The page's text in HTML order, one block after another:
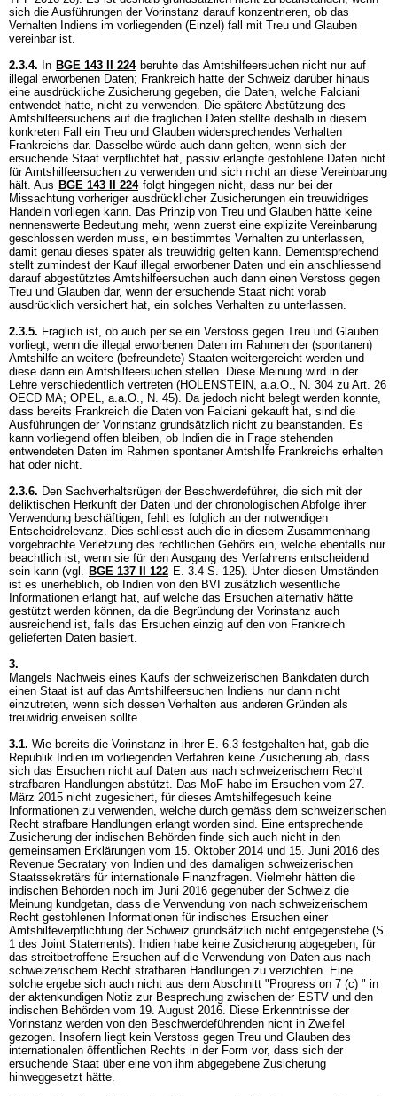
sich die Ausführungen der Vorinstanz darauf konzentrieren, ob das
Verhalten Indiens im vorliegenden (Einzel) fall mit Treu und Glauben
vereinbar ist.
2.3.4. In BGE 143 II 224 beruhte das Amtshilfeersuchen nicht nur auf
illegal erworbenen Daten; Frankreich hatte der Schweiz darüber hinaus
eine ausdrückliche Zusicherung gegeben, die Daten, welche Falciani
entwendet hatte, nicht zu verwenden. Die spätere Abstützung des
Amtshilfeersuchens auf die fraglichen Daten stellte deshalb in diesem
konkreten Fall ein Treu und Glauben widersprechendes Verhalten
Frankreichs dar. Dasselbe würde auch dann gelten, wenn sich der
ersuchende Staat verpflichtet hat, passiv erlangte gestohlene Daten nicht
für Amtshilfeersuchen zu verwenden und sich nicht an diese Vereinbarung
hält. Aus BGE 143 II 224 folgt hingegen nicht, dass nur bei der
Missachtung vorheriger ausdrücklicher Zusicherungen ein treuwidriges
Handeln vorliegen kann. Das Prinzip von Treu und Glauben hätte keine
nennenswerte Bedeutung mehr, wenn zuerst eine explizite Vereinbarung
geschlossen werden muss, ein bestimmtes Verhalten zu unterlassen,
damit genau dieses später als treuwidrig gelten kann. Dementsprechend
stellt zumindest der Kauf illegal erworbener Daten und ein anschliessend
darauf abgestütztes Amtshilfeersuchen auch dann einen Verstoss gegen
Treu und Glauben dar, wenn der ersuchende Staat nicht vorab
ausdrücklich versichert hat, ein solches Verhalten zu unterlassen.
2.3.5. Fraglich ist, ob auch per se ein Verstoss gegen Treu und Glauben
vorliegt, wenn die illegal erworbenen Daten im Rahmen der (spontanen)
Amtshilfe an weitere (befreundete) Staaten weitergereicht werden und
diese dann ein Amtshilfeersuchen stellen. Diese Meinung wird in der
Lehre verschiedentlich vertreten (HOLENSTEIN, a.a.O., N. 304 zu Art. 26
OECD MA; OPEL, a.a.O., N. 45). Da jedoch nicht belegt werden konnte,
dass bereits Frankreich die Daten von Falciani gekauft hat, sind die
Ausführungen der Vorinstanz grundsätzlich nicht zu beanstanden. Es
kann vorliegend offen bleiben, ob Indien die in Frage stehenden
entwendeten Daten im Rahmen spontaner Amtshilfe Frankreichs erhalten
hat oder nicht.
2.3.6. Den Sachverhaltsrügen der Beschwerdeführer, die sich mit der
deliktischen Herkunft der Daten und der chronologischen Abfolge ihrer
Verwendung beschäftigen, fehlt es folglich an der notwendigen
Entscheidrelevanz. Dies schliesst auch die in diesem Zusammenhang
vorgebrachte Verletzung des rechtlichen Gehörs ein, welche ebenfalls nur
beachtlich ist, wenn sie für den Ausgang des Verfahrens entscheidend
sein kann (vgl. BGE 137 II 122 E. 3.4 S. 125). Unter diesen Umständen
ist es unerheblich, ob Indien von den BVI zusätzlich wesentliche
Informationen erlangt hat, auf welche das Ersuchen alternativ hätte
gestützt werden können, da die Begründung der Vorinstanz auch
ausreichend ist, falls das Ersuchen einzig auf den von Frankreich
gelieferten Daten basiert.
3.
Mangels Nachweis eines Kaufs der schweizerischen Bankdaten durch
einen Staat ist auf das Amtshilfeersuchen Indiens nur dann nicht
einzutreten, wenn sich dessen Verhalten aus anderen Gründen als
treuwidrig erweisen sollte.
3.1. Wie bereits die Vorinstanz in ihrer E. 6.3 festgehalten hat, gab die
Republik Indien im vorliegenden Verfahren keine Zusicherung ab, dass
sich das Ersuchen nicht auf Daten aus nach schweizerischem Recht
strafbaren Handlungen abstützt. Das MoF habe im Ersuchen vom 27.
März 2015 nicht zugesichert, für dieses Amtshilfegesuch keine
Informationen zu verwenden, welche durch gemäss dem schweizerischen
Recht strafbare Handlungen erlangt worden sind. Eine entsprechende
Zusicherung der indischen Behörden finde sich auch nicht in den
gemeinsamen Erklärungen vom 15. Oktober 2014 und 15. Juni 2016 des
Revenue Secratary von Indien und des damaligen schweizerischen
Staatssekretärs für internationale Finanzfragen. Vielmehr hätten die
indischen Behörden noch im Juni 2016 gegenüber der Schweiz die
Meinung kundgetan, dass die Verwendung von nach schweizerischem
Recht gestohlenen Informationen für indisches Ersuchen einer
Amtshilfeverpflichtung der Schweiz grundsätzlich nicht entgegenstehe (S.
1 des Joint Statements). Indien habe keine Zusicherung abgegeben, für
das streitbetroffene Ersuchen auf die Verwendung von Daten aus nach
schweizerischem Recht strafbaren Handlungen zu verzichten. Eine
solche ergebe sich auch nicht aus dem Abschnitt "Progress on 7 (c) " in
der aktenkundigen Notiz zur Besprechung zwischen der ESTV und den
indischen Behörden vom 19. August 2016. Diese Erkenntnisse der
Vorinstanz werden von den Beschwerdeführenden nicht in Zweifel
gezogen. Insofern liegt kein Verstoss gegen Treu und Glauben des
internationalen öffentlichen Rechts in der Form vor, dass sich der
ersuchende Staat über eine von ihm abgegebene Zusicherung
hinweggesetzt hätte.